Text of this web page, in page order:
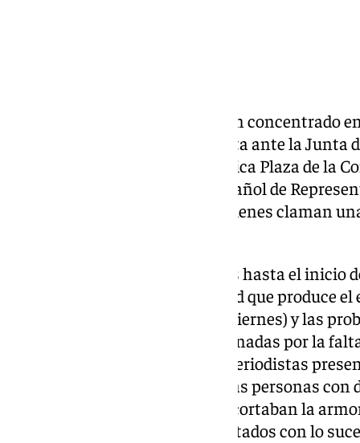
Medio millar de personas se han concentrado
como medida de protesta ante la
ha tenido lugar en la emblemática Plaza de la
a través de CERMI (Comité Español de
Discapacidad de Andalucía), quienes claman
Desde la entrada de Calle Larios hasta el
evidente. Por un lado, la felicidad que produce
navideñas (se inaugurará este viernes) y las
una cantidad de personas indignadas por la
mínimo de atención entre los periodistas
Frases como «los derechos de las personas
negociables)» o el «sí se puede» cortaban la
visitantes que quedaban impactados con lo